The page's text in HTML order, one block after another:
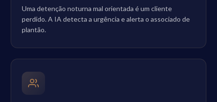
Uma detenção noturna mal orientada é um cliente
perdido. A IA detecta a urgência e alerta o associado de
plantão.